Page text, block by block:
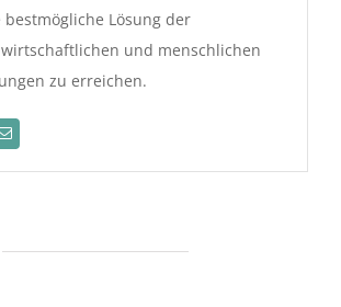
Lösung der
und menschlichen
zu erreichen.